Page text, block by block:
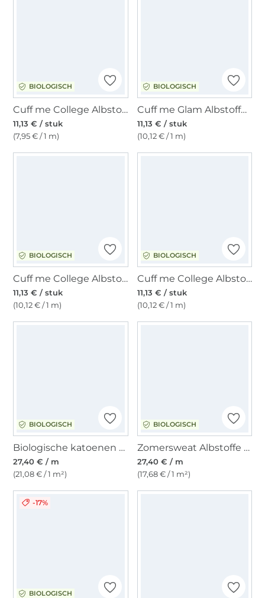
BIOLOGISCH
Cuff me College Albstoffe Hamburger Liebe biologische boordstof XXL zwart, lichtpetrol
11,13 € / stuk
(7,95 € / 1 m)
BIOLOGISCH
Cuff me Glam Albstoffe Hamburger Liebe biologische boordstof, zwart, goudkleurig
11,13 € / stuk
(10,12 € / 1 m)
BIOLOGISCH
Cuff me College Albstoffe Hamburger Liebe biologische boordstof, roze
11,13 € / stuk
(10,12 € / 1 m)
BIOLOGISCH
Cuff me College Albstoffe Hamburger Liebe biologische boordstof, jeansblauw
11,13 € / stuk
(10,12 € / 1 m)
BIOLOGISCH
Biologische katoenen fleece, licht mintgroen
27,40 € / m
(21,08 € / 1 m²)
BIOLOGISCH
Zomersweat Albstoffe Hamburger Liebe Queen of Hearts Lotus Royal, lichtfuchsia
27,40 € / m
(17,68 € / 1 m²)
BIOLOGISCH
-17%